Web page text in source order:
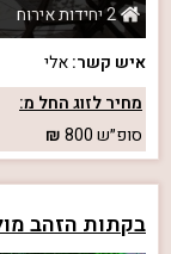
2 יחידות אירוח
איש קשר:אלי
מחיר לזוג החל מ:
סופ״ש800
בקתות הזהב